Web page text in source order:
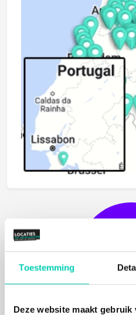
Toestemming
Deze website maakt gebruik